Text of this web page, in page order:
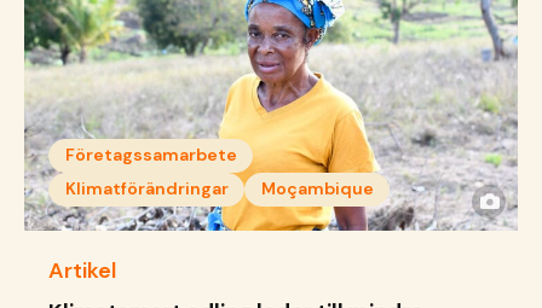
elektricitet i närsamhället, effektivisera sina
företag inom sömnad och försörja sina
familjer.
Företagssamarbete
Klimatförändringar
Moçambique
Artikel